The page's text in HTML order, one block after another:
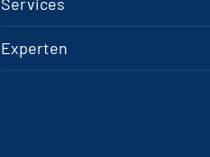
Experten